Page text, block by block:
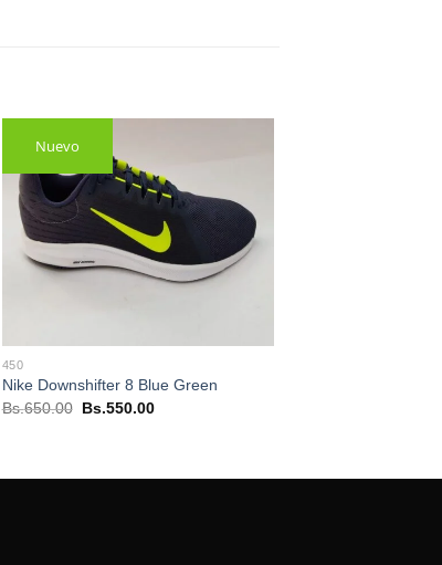
Nuevo
450
Nike Downshifter 8 Blue Green
Bs.650.00 El
Bs.550.00El